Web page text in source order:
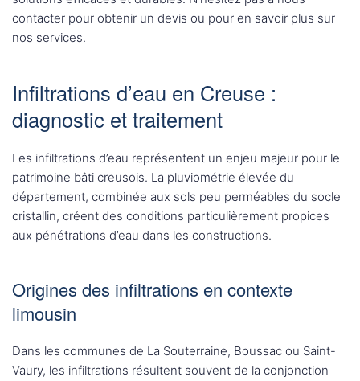
contacter pour obtenir un devis ou pour en savoir plus sur
nos services.
Infiltrations d’eau en Creuse :
diagnostic et traitement
Les infiltrations d’eau représentent un enjeu majeur pour le
patrimoine bâti creusois. La pluviométrie élevée du
département, combinée aux sols peu perméables du socle
cristallin, créent des conditions particulièrement propices
aux pénétrations d’eau dans les constructions.
Origines des infiltrations en contexte
limousin
Dans les communes de La Souterraine, Boussac ou Saint-
Vaury, les infiltrations résultent souvent de la conjonction